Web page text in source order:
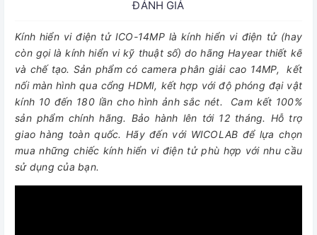
ĐÁNH GIÁ
Kính hiển vi điện tử ICO-14MP là kính hiển vi điện tử (hay
còn gọi là kính hiển vi kỹ thuật số) do hãng Hayear thiết kế
và chế tạo. Sản phẩm có camera phân giải cao 14MP, kết
nối màn hình qua cổng HDMI, kết hợp với độ phóng đại vật
kính 10 đến 180 lần cho hình ảnh sắc nét. Cam kết 100%
sản phẩm chính hãng. Bảo hành lên tới 12 tháng. Hỗ trợ
giao hàng toàn quốc. Hãy đến với WICOLAB để lựa chọn
mua những chiếc kính hiển vi điện tử phù hợp với nhu cầu
sử dụng của bạn.